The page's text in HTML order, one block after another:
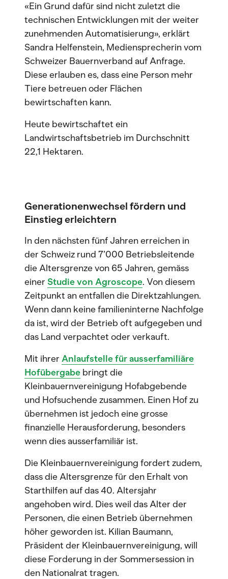
«Ein Grund dafür sind nicht zuletzt die
technischen Entwicklungen mit der weiter
zunehmenden Automatisierung», erklärt
Sandra Helfenstein, Mediensprecherin vom
Schweizer Bauernverband auf Anfrage.
Diese erlauben es, dass eine Person mehr
Tiere betreuen oder Flächen
bewirtschaften kann.
Heute bewirtschaftet ein
Landwirtschaftsbetrieb im Durchschnitt
22,1 Hektaren.
Generationenwechsel fördern und
Einstieg erleichtern
In den nächsten fünf Jahren erreichen in
der Schweiz rund 7’000 Betriebsleitende
die Altersgrenze von 65 Jahren, gemäss
einer Studie von Agroscope. Von diesem
Zeitpunkt an entfallen die Direktzahlungen.
Wenn dann keine familieninterne Nachfolge
da ist, wird der Betrieb oft aufgegeben und
das Land verpachtet oder verkauft.
Mit ihrer Anlaufstelle für ausserfamiliäre
Hofübergabe bringt die
Kleinbauernvereinigung Hofabgebende
und Hofsuchende zusammen. Einen Hof zu
übernehmen ist jedoch eine grosse
finanzielle Herausforderung, besonders
wenn dies ausserfamiliär ist.
Die Kleinbauernvereinigung fordert zudem,
dass die Altersgrenze für den Erhalt von
Starthilfen auf das 40. Altersjahr
angehoben wird. Dies weil das Alter der
Personen, die einen Betrieb übernehmen
höher geworden ist. Kilian Baumann,
Präsident der Kleinbauernvereinigung, will
diese Forderung in der Sommersession in
den Nationalrat tragen.